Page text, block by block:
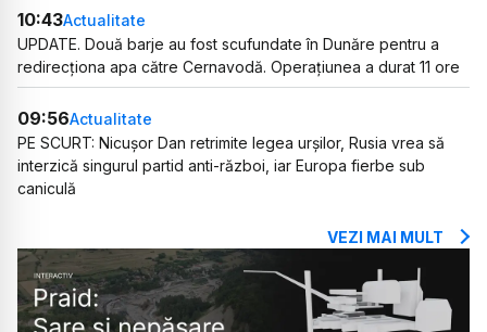
10:43Actualitate
UPDATE. Două barje au fost scufundate în Dunăre pentru a
redirecționa apa către Cernavodă. Operațiunea a durat 11 ore
09:56Actualitate
PE SCURT: Nicușor Dan retrimite legea urșilor, Rusia vrea să
interzică singurul partid anti-război, iar Europa fierbe sub
caniculă
VEZI MAI MULT